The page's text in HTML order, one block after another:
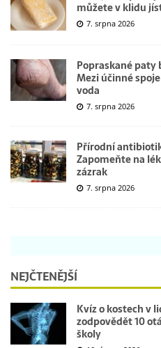
můžete v klidu
7. srpna 2026
Popraskané
Mezi účinné
voda
7. srpna 2026
Přírodní
Zapomeňte na
zázrak
7. srpna 2026
NEJČTENĚJŠÍ
Kvíz o kostech v
zodpovědět 10
školy